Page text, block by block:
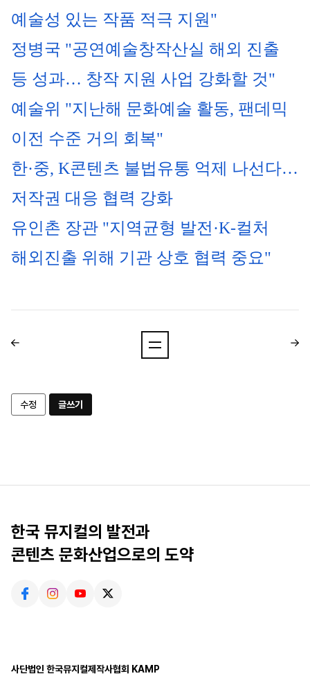
예술성 있는 작품 적극 지원"
정병국 "공연예술창작산실 해외 진출
등 성과… 창작 지원 사업 강화할 것"
예술위 "지난해 문화예술 활동, 팬데믹
이전 수준 거의 회복"
한·중, K콘텐츠 불법유통 억제 나선다…
저작권 대응 협력 강화
유인촌 장관 "지역균형 발전·K-컬처
해외진출 위해 기관 상호 협력 중요"
수정 글쓰기
한국 뮤지컬의 발전과
콘텐츠 문화산업으로의 도약
사단법인 한국뮤지컬제작사협회 KAMP